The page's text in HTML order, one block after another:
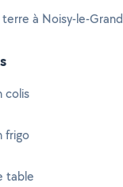
à Noisy-le-Grand
colis
frigo
table